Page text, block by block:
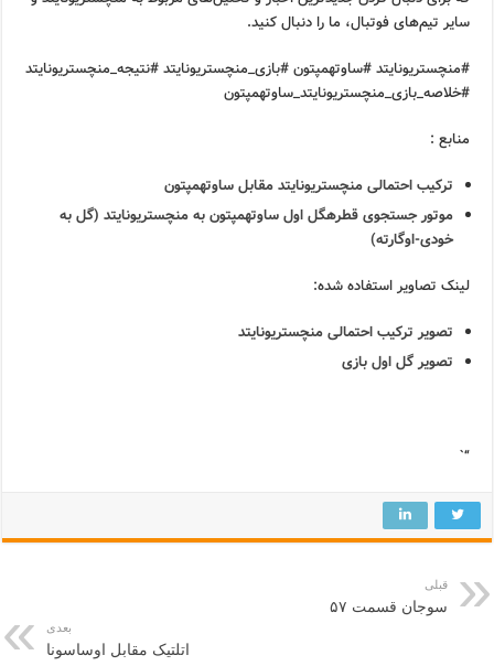
سایر تیم‌های فوتبال، ما را دنبال کنید.
#منچستریونایتد #ساوتهمپتون #بازی_منچستریونایتد #نتیجه_منچستریونایتد
#خلاصه_بازی_منچستریونایتد_ساوتهمپتون
منابع :
ترکیب احتمالی منچستریونایتد مقابل ساوتهمپتون
موتور جستجوی قطرهگل اول ساوتهمپتون به منچستریونایتد (گل به
خودی-اوگارته)
لینک تصاویر استفاده شده:
تصویر ترکیب احتمالی منچستریونایتد
تصویر گل اول بازی
“`
قبلی
سوجان قسمت ۵۷
بعدی
اتلتیک مقابل اوساسونا